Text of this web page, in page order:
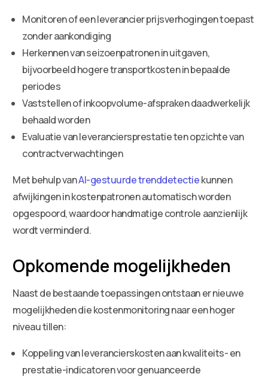
Monitoren of een leverancier prijsverhogingen toepast
zonder aankondiging
Herkennen van seizoenpatronen in uitgaven,
bijvoorbeeld hogere transportkosten in bepaalde
periodes
Vaststellen of inkoopvolume-afspraken daadwerkelijk
behaald worden
Evaluatie van leveranciersprestatie ten opzichte van
contractverwachtingen
Met behulp vanAI-gestuurde trenddetectiekunnen
afwijkingen in kostenpatronen automatisch worden
opgespoord, waardoor handmatige controle aanzienlijk
wordt verminderd.
Opkomende mogelijkheden
Naast de bestaande toepassingen ontstaan er nieuwe
mogelijkheden die kostenmonitoring naar een hoger
niveau tillen:
Koppeling van leverancierskosten aan kwaliteits- en
prestatie-indicatoren voor genuanceerde